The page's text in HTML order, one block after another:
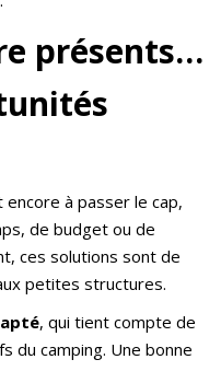
présents…
encore à passer le cap,
de budget ou de
ces solutions sont de
petites structures.
, qui tient compte de
du camping. Une bonne